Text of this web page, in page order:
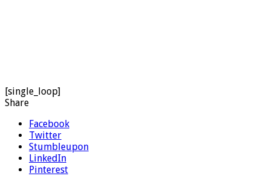
[single_loop]
Share
Facebook
Twitter
Stumbleupon
LinkedIn
Pinterest